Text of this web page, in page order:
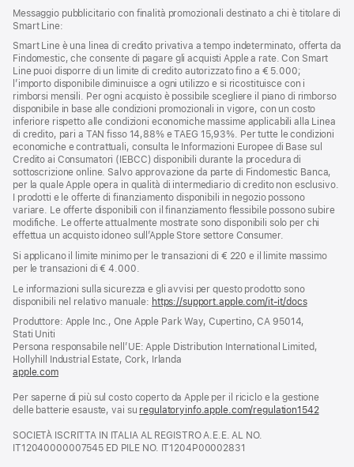
Messaggio pubblicitario con finalità promozionali destinato a chi è titolare di
Smart Line:
Smart Line è una linea di credito privativa a tempo indeterminato, offerta da
Findomestic, che consente di pagare gli acquisti Apple a rate. Con Smart
Line puoi disporre di un limite di credito autorizzato fino a € 5.000;
l’importo disponibile diminuisce a ogni utilizzo e si ricostituisce con i
rimborsi mensili. Per ogni acquisto è possibile scegliere il piano di rimborso
disponibile in base alle condizioni promozionali in vigore, con un costo
inferiore rispetto alle condizioni economiche massime applicabili alla Linea
di credito, pari a TAN fisso 14,88% e TAEG 15,93%. Per tutte le condizioni
economiche e contrattuali, consulta le Informazioni Europee di Base sul
Credito ai Consumatori (IEBCC) disponibili durante la procedura di
sottoscrizione online. Salvo approvazione da parte di Findomestic Banca,
per la quale Apple opera in qualità di intermediario di credito non esclusivo.
I prodotti e le offerte di finanziamento disponibili in negozio possono
variare. Le offerte disponibili con il finanziamento flessibile possono subire
modifiche. Le offerte attualmente mostrate sono disponibili solo per chi
effettua un acquisto idoneo sull’Apple Store settore Consumer.
Si applicano il limite minimo per le transazioni di € 220 e il limite massimo
per le transazioni di € 4.000.
Le informazioni sulla sicurezza e gli avvisi per questo prodotto sono
disponibili nel relativo manuale: https://support.apple.com/it-it/docs(si
finestra)
Produttore: Apple Inc., One Apple Park Way, Cupertino, CA 95014,
Stati Uniti
Persona responsabile nell’UE: Apple Distribution International Limited,
Hollyhill Industrial Estate, Cork, Irlanda
apple.com(si
una
nuova
Per saperne di più sul costo coperto da Apple per il riciclo e la gestione
delle batterie esauste, vai su regulatoryinfo.apple.com/regulation1542(si
SOCIETÀ ISCRITTA IN ITALIA AL REGISTRO A.E.E. AL NO.
IT12040000007545 ED PILE NO. IT1204P00002831